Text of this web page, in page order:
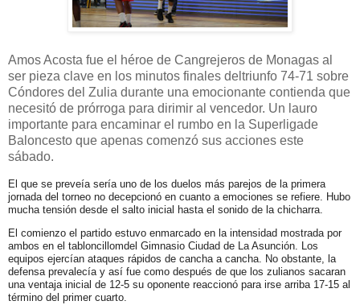
Amos Acosta fue el héroe de Cangrejeros de Monagas al
ser pieza clave en los minutos finales deltriunfo 74-71 sobre
Cóndores del Zulia durante una emocionante contienda que
necesitó de prórroga para dirimir al vencedor. Un lauro
importante para encaminar el rumbo en la Superligade
Baloncesto que apenas comenzó sus acciones este
sábado.
El que se preveía sería uno de los duelos más parejos de la primera
jornada del torneo no decepcionó en cuanto a emociones se refiere. Hubo
mucha tensión desde el salto inicial hasta el sonido de la chicharra.
El comienzo el partido estuvo enmarcado en la intensidad mostrada por
ambos en el tabloncillomdel Gimnasio Ciudad de La Asunción. Los
equipos ejercían ataques rápidos de cancha a cancha. No obstante, la
defensa prevalecía y así fue como después de que los zulianos sacaran
una ventaja inicial de 12-5 su oponente reaccionó para irse arriba 17-15 al
término del primer cuarto.